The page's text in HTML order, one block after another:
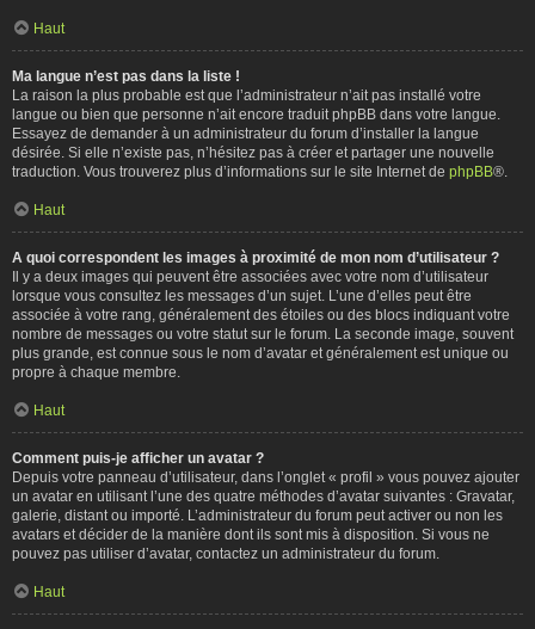
Haut
Ma langue n’est pas dans la liste !
La raison la plus probable est que l’administrateur n’ait pas installé votre
langue ou bien que personne n’ait encore traduit phpBB dans votre langue.
Essayez de demander à un administrateur du forum d’installer la langue
désirée. Si elle n’existe pas, n’hésitez pas à créer et partager une nouvelle
traduction. Vous trouverez plus d’informations sur le site Internet de phpBB®.
Haut
A quoi correspondent les images à proximité de mon nom d’utilisateur ?
Il y a deux images qui peuvent être associées avec votre nom d’utilisateur
lorsque vous consultez les messages d’un sujet. L’une d’elles peut être
associée à votre rang, généralement des étoiles ou des blocs indiquant votre
nombre de messages ou votre statut sur le forum. La seconde image, souvent
plus grande, est connue sous le nom d’avatar et généralement est unique ou
propre à chaque membre.
Haut
Comment puis-je afficher un avatar ?
Depuis votre panneau d’utilisateur, dans l’onglet « profil » vous pouvez ajouter
un avatar en utilisant l’une des quatre méthodes d’avatar suivantes : Gravatar,
galerie, distant ou importé. L’administrateur du forum peut activer ou non les
avatars et décider de la manière dont ils sont mis à disposition. Si vous ne
pouvez pas utiliser d’avatar, contactez un administrateur du forum.
Haut